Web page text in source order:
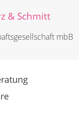
& Schmitt
mbB